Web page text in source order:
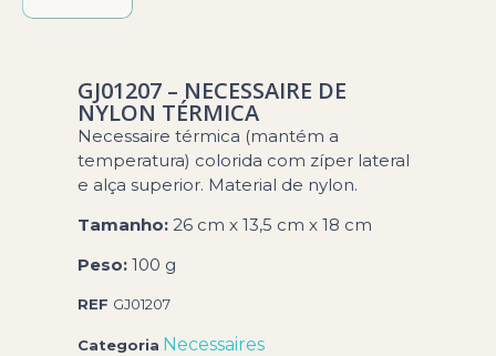
GJ01207 – NECESSAIRE DE
NYLON TÉRMICA
Necessaire térmica (mantém a
temperatura) colorida com zíper lateral
e alça superior. Material de nylon.
Tamanho: 26 cm x 13,5 cm x 18 cm
Peso: 100 g
REF GJ01207
Categoria Necessaires